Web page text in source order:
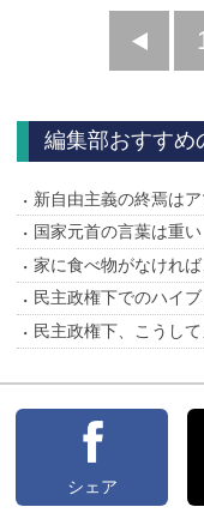
編集部おすすめ
新自由主義の終焉は
国家元首の言葉は重い
家に食べ物がなけれ
民主政権下でのハイ
民主政権下、こうし
シェア